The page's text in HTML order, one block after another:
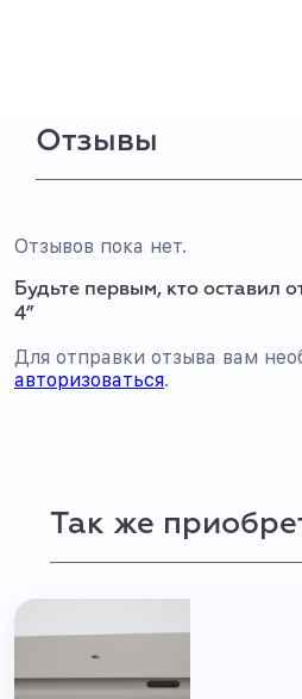
Отзывы
Отзывов пока нет.
Будьте первым, кто оставил
4”
Для отправки отзыва вам
авторизоваться.
Так же